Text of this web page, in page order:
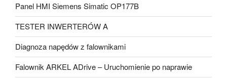
Panel HMI Siemens Simatic OP177B
TESTER INWERTERÓW A
Diagnoza napędów z falownikami
Falownik ARKEL ADrive – Uruchomienie po naprawie